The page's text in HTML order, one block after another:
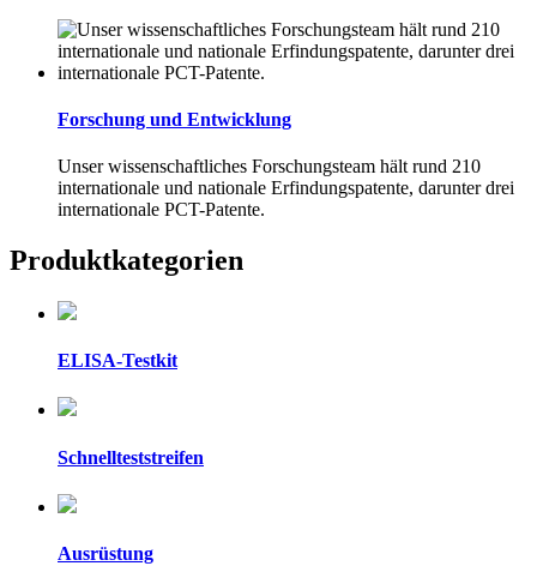
Forschung und Entwicklung
Unser wissenschaftliches Forschungsteam hält rund 210
internationale und nationale Erfindungspatente, darunter drei
internationale PCT-Patente.
Produktkategorien
ELISA-Testkit
Schnellteststreifen
Ausrüstung